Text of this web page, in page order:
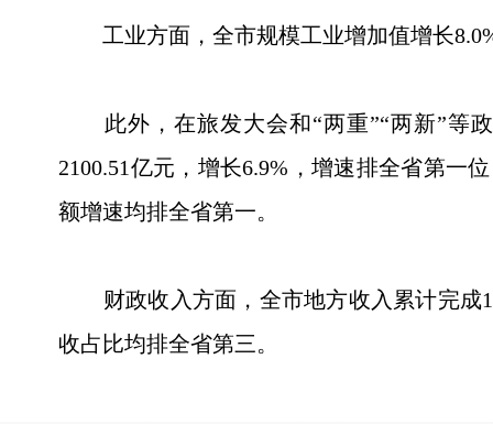
工业方面，全市规模工业增加值增长8.0%
此外，在旅发大会和“两重”“两新”等政
2100.51亿元，增长6.9%，增速排全省第一
额增速均排全省第一。
财政收入方面，全市地方收入累计完成
收占比均排全省第三。